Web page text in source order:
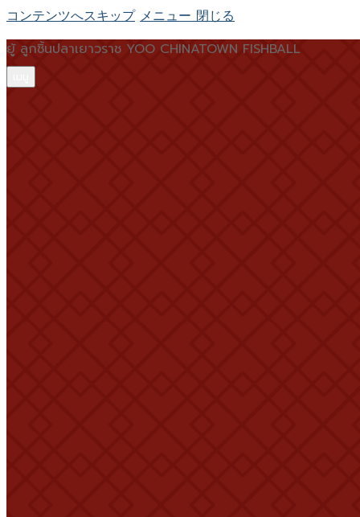
コンテンツへスキップ メニュー 閉じる
ยู้ ลูกชิ้นปลาเยาวราช YOO CHINATOWN FISHBALL